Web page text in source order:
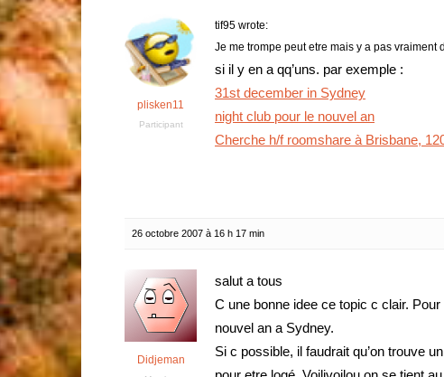
plisken11
Participant
tif95 wrote:
Je me trompe peut etre mais y a pas vraiment
si il y en a qq’uns. par exemple :
31st december in Sydney
night club pour le nouvel an
Cherche h/f roomshare à Brisbane,
26 octobre 2007 à 16 h 17 min
Didjeman
salut a tous
C une bonne idee ce topic c clair. Pour
nouvel an a Sydney.
Si c possible, il faudrait qu’on trouve